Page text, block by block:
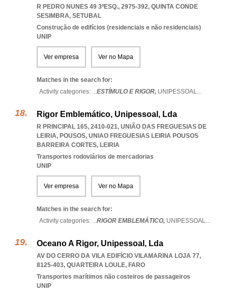
R PEDRO NUNES 49 3ºESQ., 2975-392, QUINTA CONDE
SESIMBRA, SETUBAL
Construção de edifícios (residenciais e não residenciais)
UNIP
Ver empresa Ver no Mapa
Matches in the search for:
Activity categories: ...ESTÍMULO E RIGOR, UNIPESSOAL...
Rigor Emblemático, Unipessoal, Lda
R PRINCIPAL 165, 2410-021, UNIÃO DAS FREGUESIAS DE
LEIRIA, POUSOS, UNIAO FREGUESIAS LEIRIA POUSOS
BARREIRA CORTES, LEIRIA
Transportes rodoviários de mercadorias
UNIP
Ver empresa Ver no Mapa
Matches in the search for:
Activity categories: ...RIGOR EMBLEMÁTICO, UNIPESSOAL...
Oceano A Rigor, Unipessoal, Lda
AV DO CERRO DA VILA EDIFÍCIO VILAMARINA LOJA 77,
8125-403, QUARTEIRA LOULE, FARO
Transportes marítimos não costeiros de passageiros
UNIP